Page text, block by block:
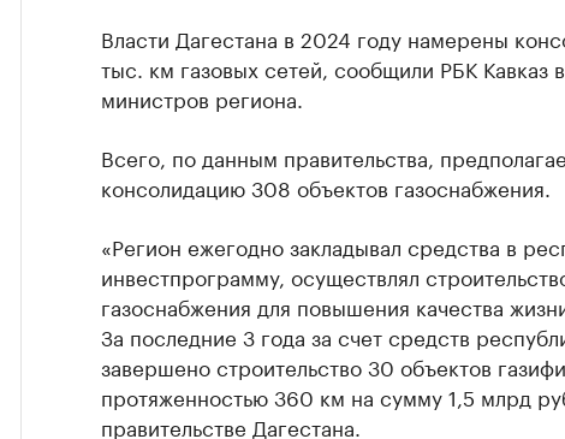
Власти Дагестана в 2024 году намерены
тыс. км газовых сетей, сообщили РБК Кавказ
министров региона.
Всего, по данным правительства,
консолидацию 308 объектов газоснабжения.
«Регион ежегодно закладывал средства в
инвестпрограмму, осуществлял
газоснабжения для повышения качества
За последние 3 года за счет средств
завершено строительство 30 объектов
протяженностью 360 км на сумму 1,5 млрд
правительстве Дагестана.